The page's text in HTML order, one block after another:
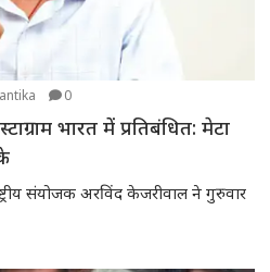
0
भारत में प्रतिबंधित: मेटा
संयोजक अरविंद केजरीवाल ने गुरुवार